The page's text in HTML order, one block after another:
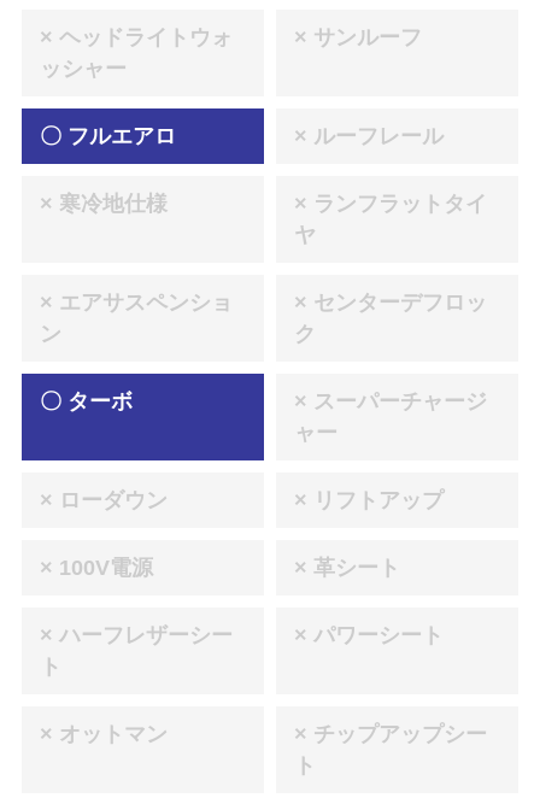
× ヘッドライトウォ
ッシャー
× サンルーフ
〇 フルエアロ × ルーフレール
× 寒冷地仕様
× ランフラットタイ
ヤ
× エアサスペンショ
ン
× センターデフロッ
ク
〇 ターボ
× スーパーチャージ
ャー
× ローダウン × リフトアップ
× 100V電源 × 革シート
× ハーフレザーシー
ト
× パワーシート
× オットマン
× チップアップシー
ト